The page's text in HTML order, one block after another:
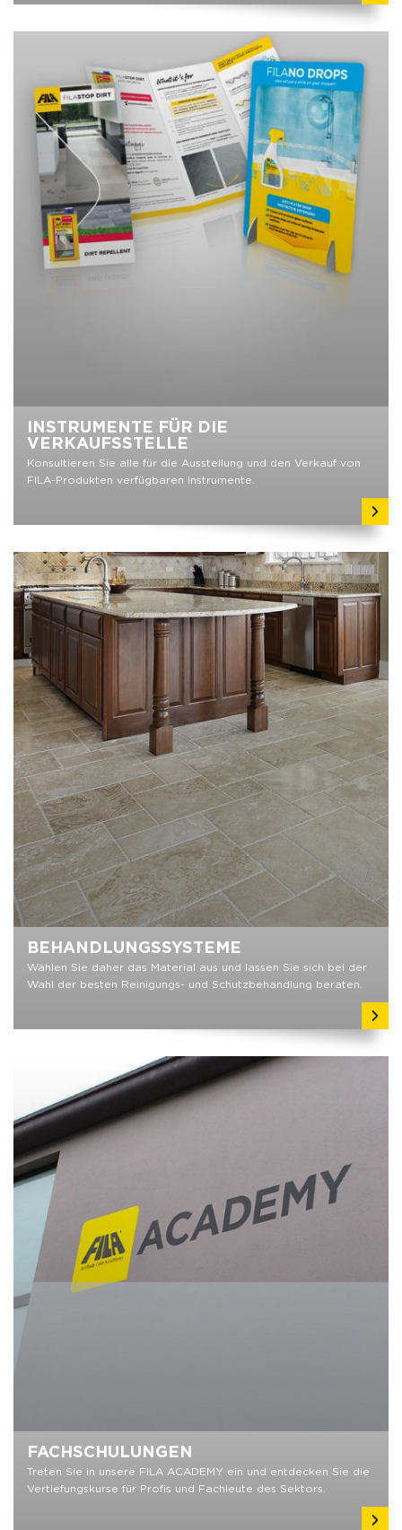
INSTRUMENTE FÜR DIE
VERKAUFSSTELLE
Konsultieren Sie alle für die Ausstellung und den Verkauf von
FILA-Produkten verfügbaren Instrumente.
BEHANDLUNGSSYSTEME
Wählen Sie daher das Material aus und lassen Sie sich bei der
Wahl der besten Reinigungs- und Schutzbehandlung beraten.
FACHSCHULUNGEN
Treten Sie in unsere FILA ACADEMY ein und entdecken Sie die
Vertiefungskurse für Profis und Fachleute des Sektors.